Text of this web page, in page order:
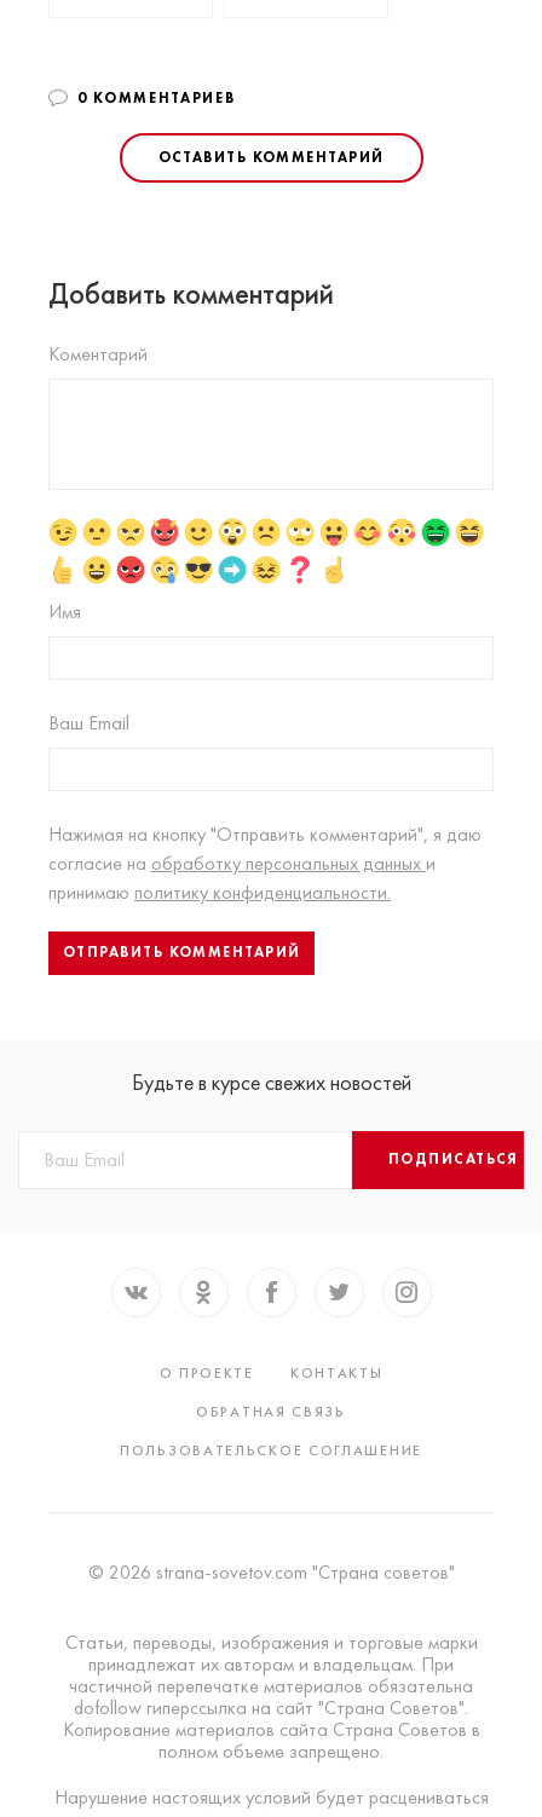
0 КОММЕНТАРИЕВ
ОСТАВИТЬ КОММЕНТАРИЙ
Добавить комментарий
Коментарий
Имя
Ваш Email
Нажимая на кнопку "Отправить комментарий", я даю
согласие на обработку персональных данных и
принимаю политику конфиденциальности.
Будьте в курсе свежих новостей
ПОДПИСАТЬСЯ
О ПРОЕКТЕ
КОНТАКТЫ
ОБРАТНАЯ СВЯЗЬ
ПОЛЬЗОВАТЕЛЬСКОЕ СОГЛАШЕНИЕ
© 2026 strana-sovetov.com "Страна советов"
Статьи, переводы, изображения и торговые марки
принадлежат их авторам и владельцам. При
частичной перепечатке материалов обязательна
dofollow гиперссылка на сайт "Страна Советов".
Копирование материалов сайта Страна Советов в
полном объеме запрещено.
Нарушение настоящих условий будет расцениваться